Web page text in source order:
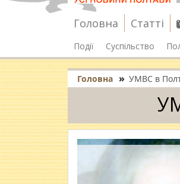
Головна Статті
Події Суспільство
Головна » УМВС в